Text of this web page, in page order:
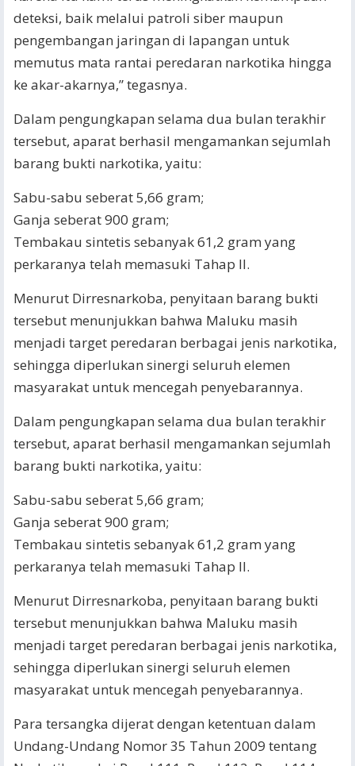
deteksi, baik melalui patroli siber maupun
pengembangan jaringan di lapangan untuk
memutus mata rantai peredaran narkotika hingga
ke akar-akarnya,” tegasnya.
Dalam pengungkapan selama dua bulan terakhir
tersebut, aparat berhasil mengamankan sejumlah
barang bukti narkotika, yaitu:
Sabu-sabu seberat 5,66 gram;
Ganja seberat 900 gram;
Tembakau sintetis sebanyak 61,2 gram yang
perkaranya telah memasuki Tahap II.
Menurut Dirresnarkoba, penyitaan barang bukti
tersebut menunjukkan bahwa Maluku masih
menjadi target peredaran berbagai jenis narkotika,
sehingga diperlukan sinergi seluruh elemen
masyarakat untuk mencegah penyebarannya.
Dalam pengungkapan selama dua bulan terakhir
tersebut, aparat berhasil mengamankan sejumlah
barang bukti narkotika, yaitu:
Sabu-sabu seberat 5,66 gram;
Ganja seberat 900 gram;
Tembakau sintetis sebanyak 61,2 gram yang
perkaranya telah memasuki Tahap II.
Menurut Dirresnarkoba, penyitaan barang bukti
tersebut menunjukkan bahwa Maluku masih
menjadi target peredaran berbagai jenis narkotika,
sehingga diperlukan sinergi seluruh elemen
masyarakat untuk mencegah penyebarannya.
Para tersangka dijerat dengan ketentuan dalam
Undang-Undang Nomor 35 Tahun 2009 tentang